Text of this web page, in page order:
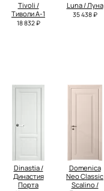
Tivoli /
Тиволи А-1
18 832 ₽
Luna / Луна
35 438 ₽
Dinastia /
Династия
Порта
Domenica
Neo Classic
Scalino /